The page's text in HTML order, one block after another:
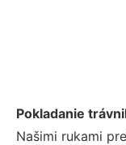
Pokladanie
Našimi rukami